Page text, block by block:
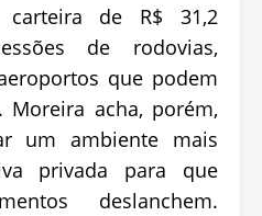
carteira de R$ 31,2
de rodovias,
que podem
acha, porém,
um ambiente mais
privada para que
deslanchem.